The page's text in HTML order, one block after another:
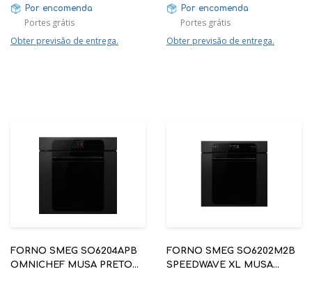
Por encomenda
Portes grátis
Obter previsão de entrega.
Por encomenda
Portes grátis
Obter previsão de entrega.
FORNO SMEG SO6204APB
OMNICHEF MUSA PRETO
FORNO SMEG SO6202M2B
SPEEDWAVE XL MUSA